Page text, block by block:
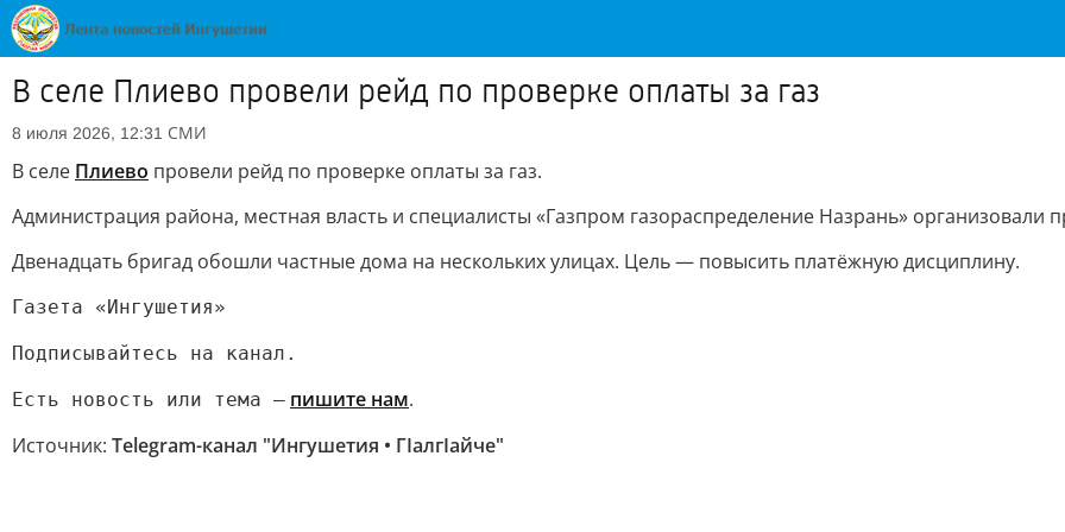
В селе Плиево провели рейд по проверке оплаты за газ
8 июля 2026, 12:31 СМИ
В селе Плиево провели рейд по проверке оплаты за газ.
Администрация района, местная власть и специалисты «Газпром газораспределение Назрань» организовали
Двенадцать бригад обошли частные дома на нескольких улицах. Цель — повысить платёжную дисциплину.
Газета «Ингушетия»
Подписывайтесь на канал.
Есть новость или тема — пишите нам.
Источник: Telegram-канал "Ингушетия • ГIалгIайче"